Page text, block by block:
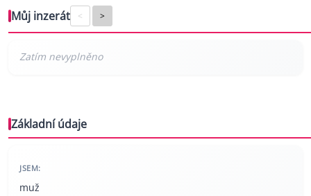
Můj inzerát < >
Základní údaje
JSEM:
muž